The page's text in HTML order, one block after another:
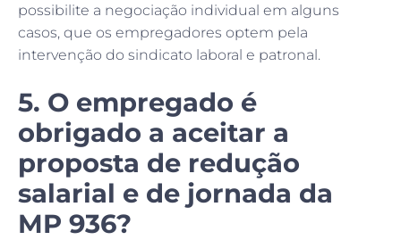
possibilite a negociação individual em alguns
casos, que os empregadores optem pela
intervenção do sindicato laboral e patronal.
5. O empregado é
obrigado a aceitar a
proposta de redução
salarial e de jornada da
MP 936?